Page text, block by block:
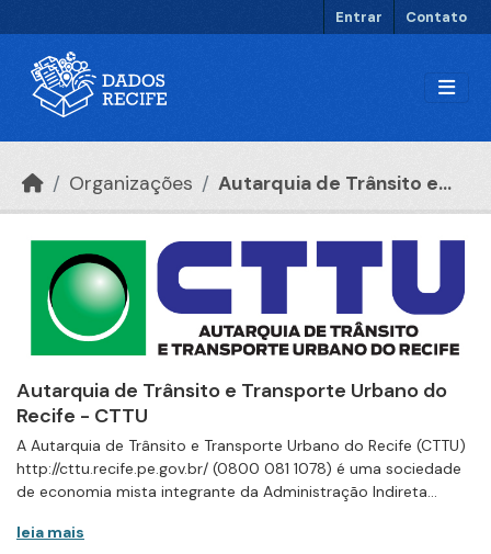
Entrar Contato
Organizações Autarquia de Trânsito e...
Autarquia de Trânsito e Transporte Urbano do
Recife - CTTU
A Autarquia de Trânsito e Transporte Urbano do Recife (CTTU)
http://cttu.recife.pe.gov.br/ (0800 081 1078) é uma sociedade
de economia mista integrante da Administração Indireta...
leia mais